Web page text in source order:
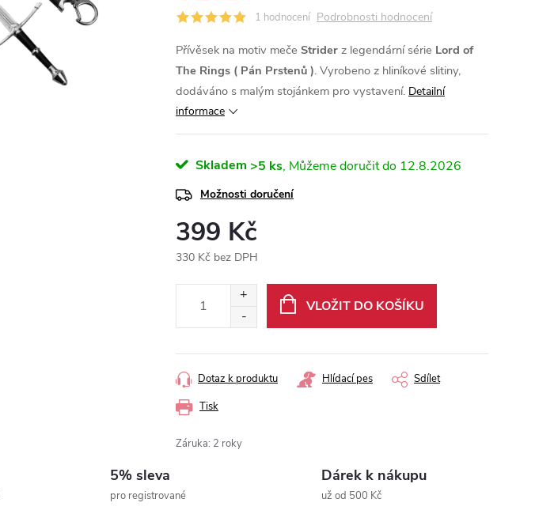
1 hodnocení Podrobnosti hodnocení
Přívěsek na motiv meče Strider z legendární série Lord of
The Rings ( Pán Prstenů ). Vyrobeno z hliníkové slitiny,
dodáváno s malým stojánkem pro vystavení. Detailní
informace
Skladem >5 ks 12.8.2026
Možnosti doručení
399 Kč
330 Kč bez DPH
VLOŽIT DO KOŠÍKU
Tisk
Dotaz k produktu Hlídací pes Sdílet
Záruka: 2 roky
5% sleva
pro registrované
Dárek k nákupu
už od 500 Kč